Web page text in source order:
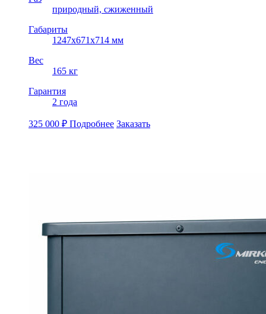
природный, cжиженный
Габариты
1247x671x714 мм
Вес
165 кг
Гарантия
2 года
325 000 ₽ Подробнее Заказать